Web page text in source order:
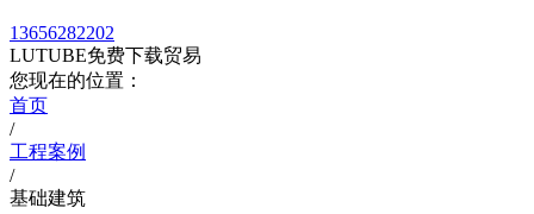
13656282202
LUTUBE免费下载贸易
您现在的位置：
首页
/
工程案例
/
基础建筑